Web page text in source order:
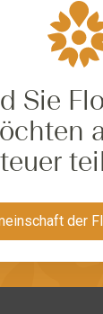
Sie
der